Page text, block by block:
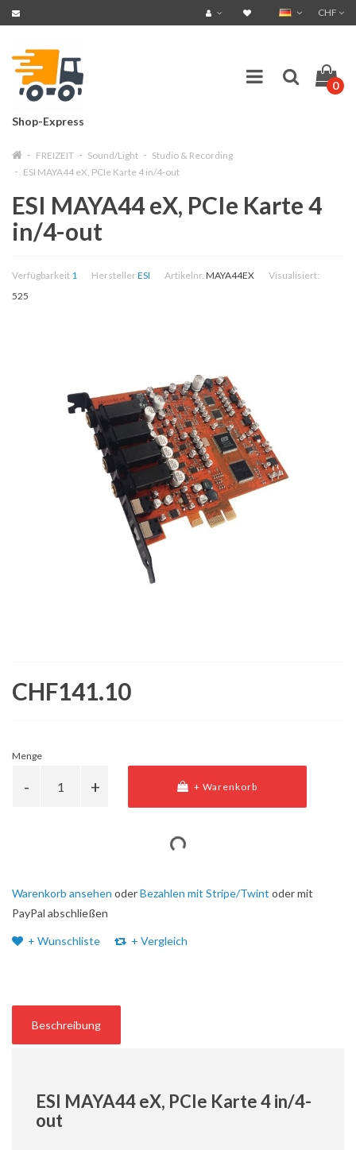
CHF
Shop-Express
0
FREIZEIT Sound/Light
Studio & Recording
ESI MAYA44 eX, PCIe Karte 4 in/4-out
ESI MAYA44 eX, PCIe Karte 4
in/4-out
Verfügbarkeit 1 HerstellerESI Artikelnr. MAYA44EX
Visualisiert:
525
CHF141.10
Menge
+ Warenkorb
Warenkorb ansehen oderBezahlen mit Stripe/Twint oder mit
PayPal abschließen
+ Wunschliste + Vergleich
Beschreibung
ESI MAYA44 eX, PCIe Karte 4 in/4-
out